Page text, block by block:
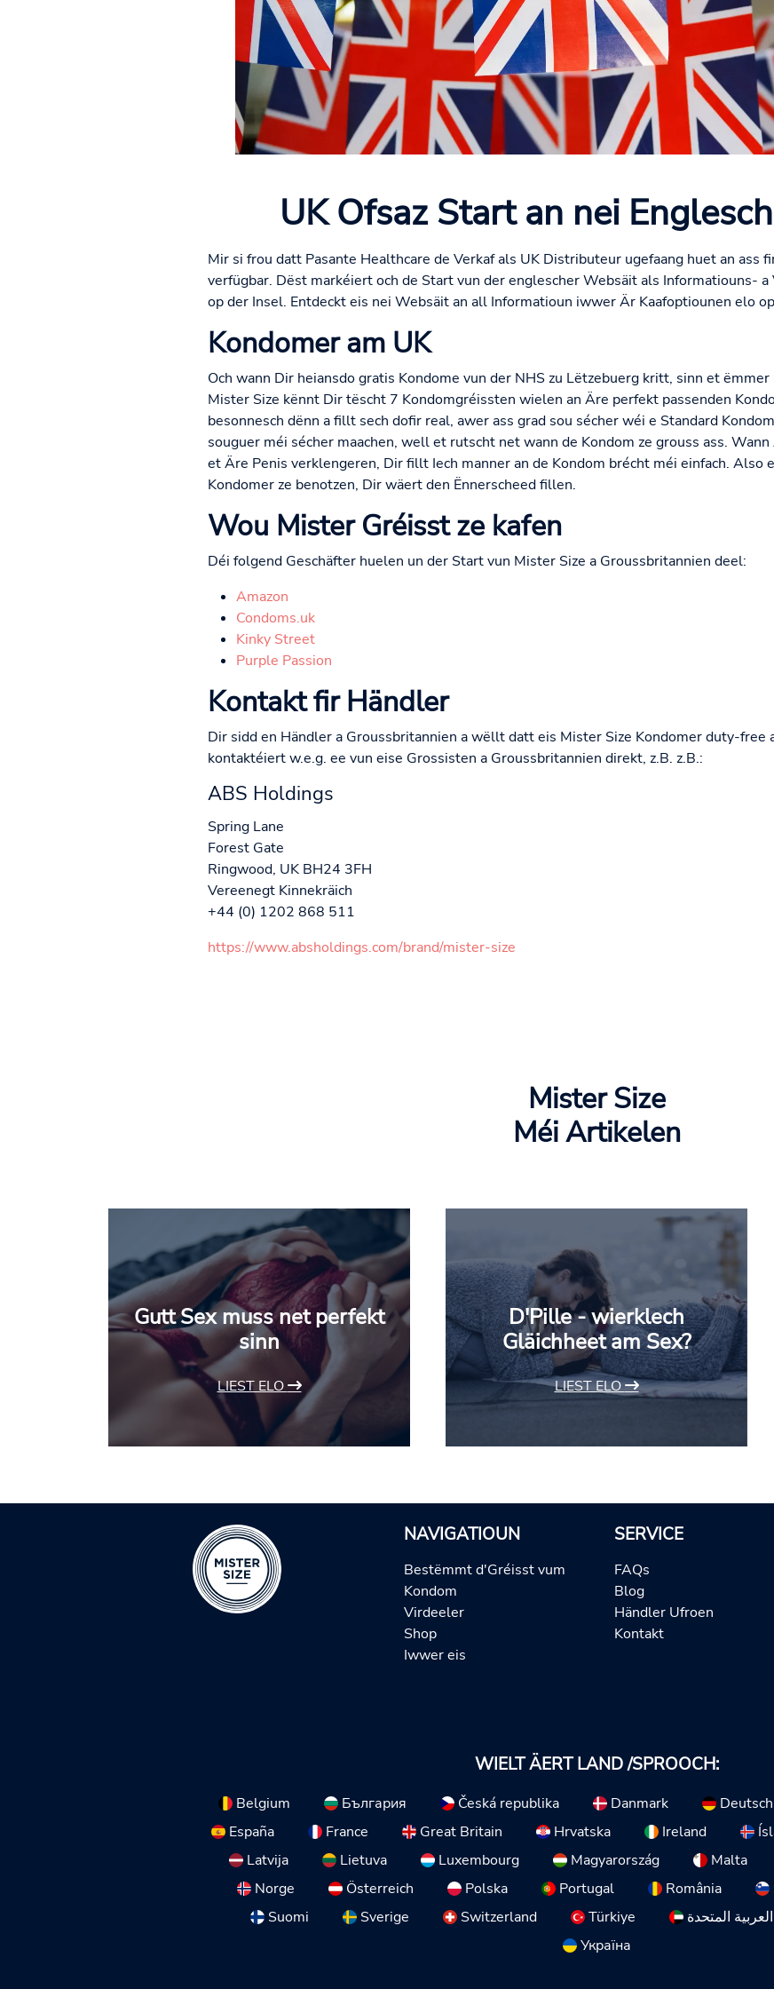
UK Ofsaz Start an nei
Mir si frou datt Pasante Healthcare de Verkaf als UK Distributeur ugefaang huet an ass
verfügbar. Dëst markéiert och de Start vun der englescher Websäit als Informatiouns- a
op der Insel. Entdeckt eis nei Websäit an all Informatioun iwwer Är Kaafoptiounen elo op
Kondomer am UK
Och wann Dir heiansdo gratis Kondome vun der NHS zu Lëtzebuerg kritt, sinn et
Mister Size kënnt Dir tëscht 7 Kondomgréissten wielen an Äre perfekt passenden
besonnesch dënn a fillt sech dofir real, awer ass grad sou sécher wéi e Standard
souguer méi sécher maachen, well et rutscht net wann de Kondom ze grouss ass.
et Äre Penis verklengeren, Dir fillt Iech manner an de Kondom brécht méi einfach. Also
Kondomer ze benotzen, Dir wäert den Ënnerscheed fillen.
Wou Mister Gréisst ze kafen
Déi folgend Geschäfter huelen un der Start vun Mister Size a Groussbritannien deel:
Amazon
Condoms.uk
Kinky Street
Purple Passion
Kontakt fir Händler
Dir sidd en Händler a Groussbritannien a wëllt datt eis Mister Size Kondomer duty-free
kontaktéiert w.e.g. ee vun eise Grossisten a Groussbritannien direkt, z.B. z.B.:
ABS Holdings
Spring Lane
Forest Gate
Ringwood, UK BH24 3FH
Vereenegt Kinnekräich
+44 (0) 1202 868 511
https://www.absholdings.com/brand/mister-size
Mister Size
Méi Artikelen
Gutt Sex muss net perfekt
sinn
LIEST ELO
D'Pille - wierklech
Gläichheet am Sex?
LIEST ELO
NAVIGATIOUN
Bestëmmt d'Gréisst vum
Kondom
Virdeeler
Shop
Iwwer eis
SERVICE
FAQs
Blog
Händler Ufroen
Kontakt
WIELT ÄERT LAND /SPROOCH:
Belgium България Česká republika Danmark
España
France Great Britain Hrvatska Ireland
Latvija
Lietuva Luxembourg Magyarország Malta
Norge
Österreich Polska Portugal România
Suomi
Sverige Switzerland Türkiye المتحدة
Україна